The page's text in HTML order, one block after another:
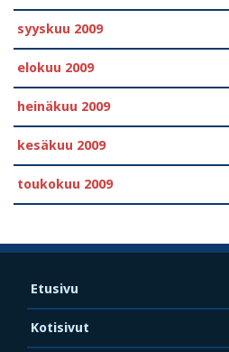
syyskuu 2009
elokuu 2009
heinäkuu 2009
kesäkuu 2009
toukokuu 2009
Etusivu
Kotisivut